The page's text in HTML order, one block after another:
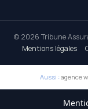
© 2026 Tribune
Mentions légales
Aussi : agence